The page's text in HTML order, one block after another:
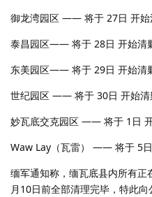
御龙湾园区 —— 将于 27日 开始
泰昌园区—— 将于 28日 开始清
东美园区—— 将于 29日 开始清
世纪园区 —— 将于 30日 开始清
妙瓦底交克园区 —— 将于 1日
Waw Lay（瓦雷） —— 将于 5
缅军通知称，缅瓦底县内所有正
月10日前全部清理完毕，特此向